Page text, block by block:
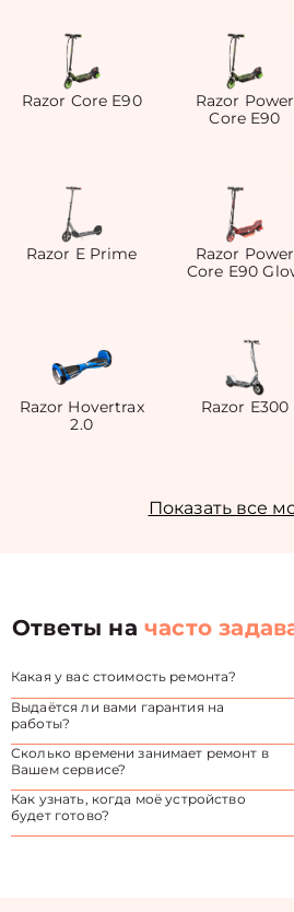
Razor Core E90
Razor Power
Core E90
Razor E Prime
Razor Power
Core E90
Razor Hovertrax
2.0
Razor E300
Показать все
Ответы начасто
Какая у вас стоимость ремонта?
Выдаётся ли вами гарантия на
работы?
Сколько времени занимает ремонт в
Вашем сервисе?
Как узнать, когда моё устройство
будет готово?